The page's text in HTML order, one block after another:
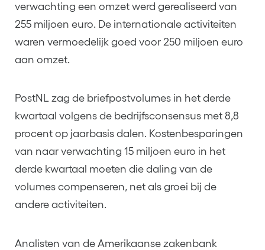
verwachting een omzet werd gerealiseerd van
255 miljoen euro. De internationale activiteiten
waren vermoedelijk goed voor 250 miljoen euro
aan omzet.
PostNL zag de briefpostvolumes in het derde
kwartaal volgens de bedrijfsconsensus met 8,8
procent op jaarbasis dalen. Kostenbesparingen
van naar verwachting 15 miljoen euro in het
derde kwartaal moeten die daling van de
volumes compenseren, net als groei bij de
andere activiteiten.
Analisten van de Amerikaanse zakenbank